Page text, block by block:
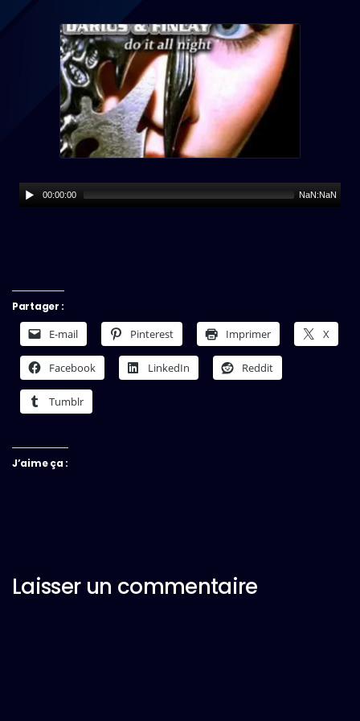
00:00:00 NaN:NaN
Partager :
E-mail Pinterest Imprimer X
Facebook LinkedIn Reddit
Tumblr
J’aime ça :
Laisser un commentaire